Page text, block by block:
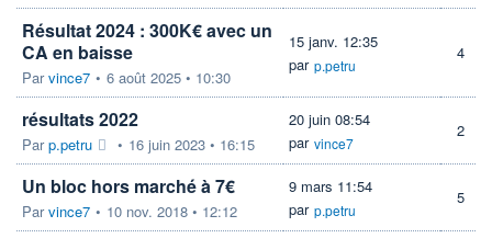
Résultat 2024 : 300K€ avec un
CA en baisse
Parvince7 • 6 août 2025 • 10:30
15 janv. 12:35
par p.petru
4
résultats 2022
Parp.petru • 16 juin 2023 • 16:15
20 juin 08:54
par vince7
2
Un bloc hors marché à 7€
Parvince7 • 10 nov. 2018 • 12:12
9 mars 11:54
par p.petru
5